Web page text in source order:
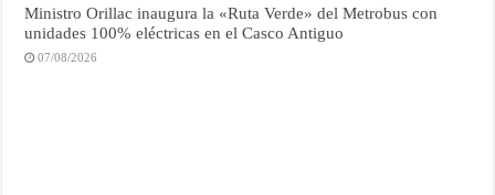
Ministro Orillac inaugura la «Ruta Verde» del Metrobus con
unidades 100% eléctricas en el Casco Antiguo
07/08/2026